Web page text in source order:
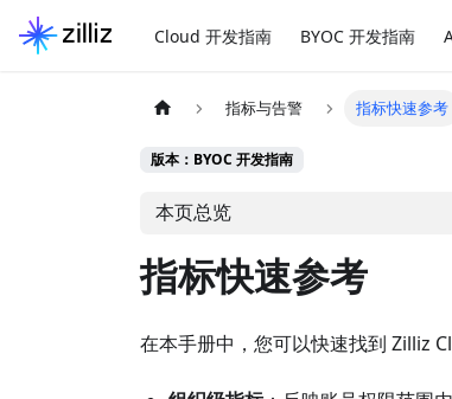
Cloud 开发指南 BYOC 开发指南
指标与告警 指标快速参考
版本：BYOC 开发指南
本页总览
指标快速参考
在本手册中，您可以快速找到 Zilliz